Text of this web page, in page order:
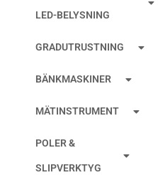
LED-BELYSNING
GRADUTRUSTNING
BÄNKMASKINER
MÄTINSTRUMENT
POLER &
SLIPVERKTYG